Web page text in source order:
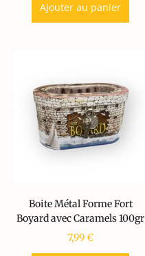
Ajouter au panier
Boite Métal Forme Fort
Boyard avec Caramels 100gr
7,99€